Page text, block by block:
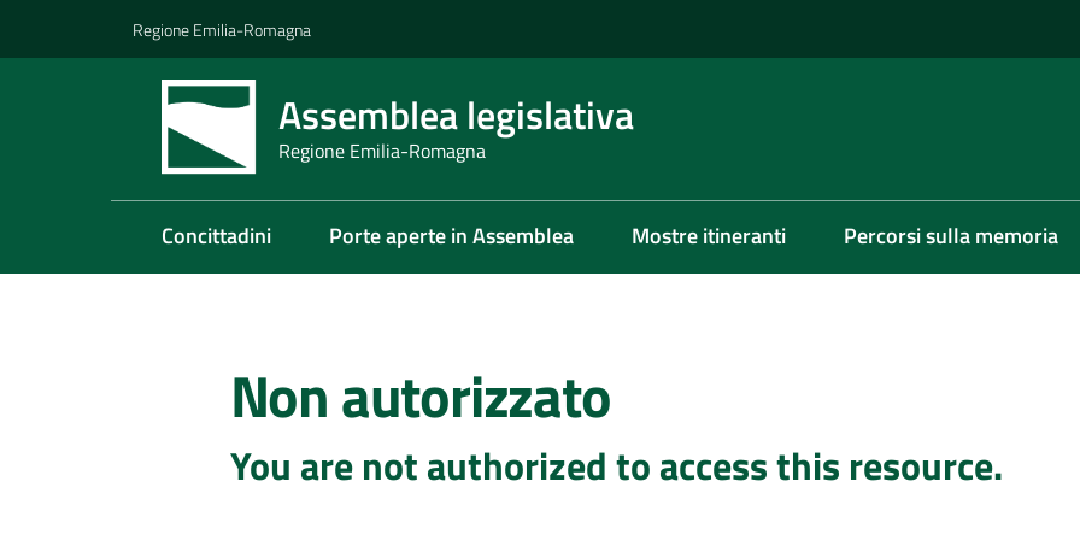
Regione Emilia-Romagna
Assemblea legislativa
Regione Emilia-Romagna
Concittadini Porte aperte in Assemblea Mostre itineranti Percorsi sulla memoria
Non autorizzato
You are not authorized to access this resource.